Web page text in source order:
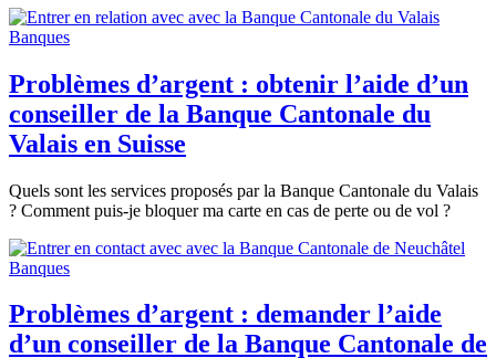
Banques
Problèmes d’argent : obtenir l’aide d’un
conseiller de la Banque Cantonale du
Valais en Suisse
Quels sont les services proposés par la Banque Cantonale du Valais
? Comment puis-je bloquer ma carte en cas de perte ou de vol ?
Banques
Problèmes d’argent : demander l’aide
d’un conseiller de la Banque Cantonale de